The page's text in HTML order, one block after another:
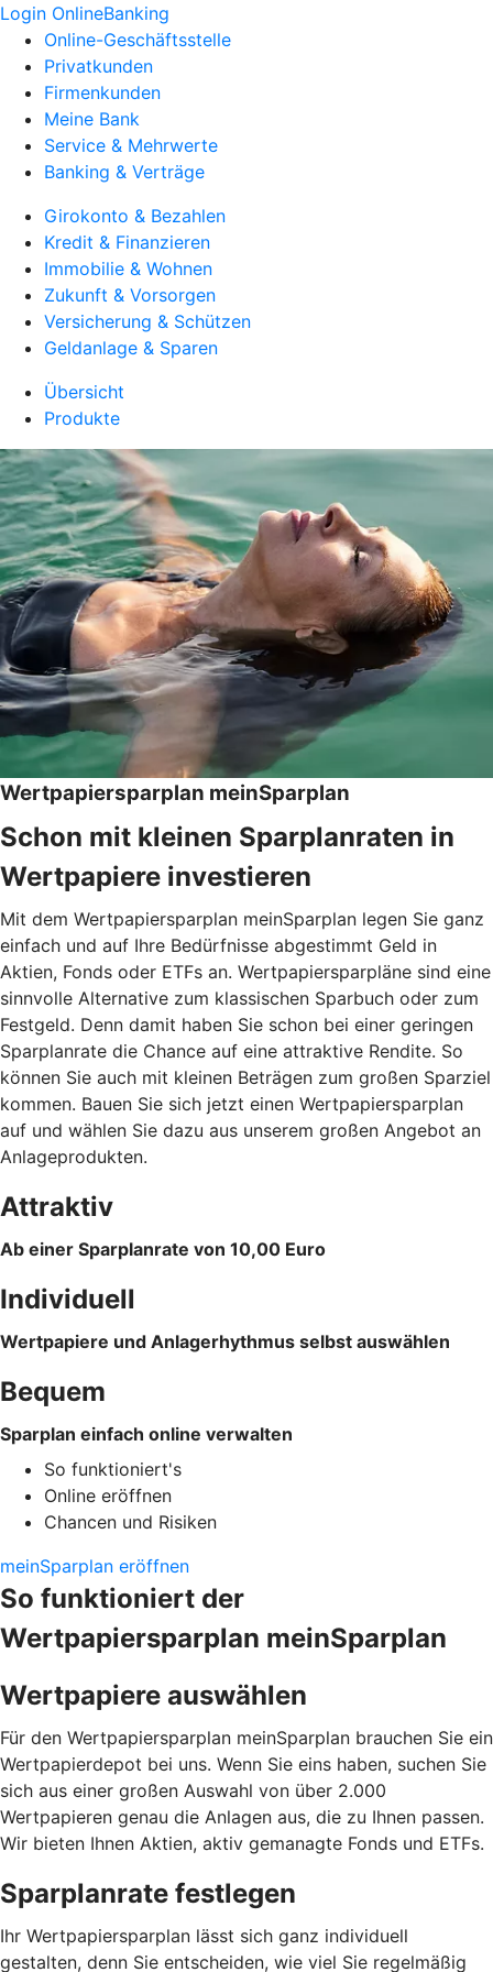
Login OnlineBanking
Online-Geschäftsstelle
Privatkunden
Firmenkunden
Meine Bank
Service & Mehrwerte
Banking & Verträge
Girokonto & Bezahlen
Kredit & Finanzieren
Immobilie & Wohnen
Zukunft & Vorsorgen
Versicherung & Schützen
Geldanlage & Sparen
Übersicht
Produkte
Wertpapiersparplan meinSparplan
Schon mit kleinen Sparplanraten in
Wertpapiere investieren
Mit dem Wertpapiersparplan meinSparplan legen Sie ganz
einfach und auf Ihre Bedürfnisse abgestimmt Geld in
Aktien, Fonds oder ETFs an. Wertpapiersparpläne sind eine
sinnvolle Alternative zum klassischen Sparbuch oder zum
Festgeld. Denn damit haben Sie schon bei einer geringen
Sparplanrate die Chance auf eine attraktive Rendite. So
können Sie auch mit kleinen Beträgen zum großen Sparziel
kommen. Bauen Sie sich jetzt einen Wertpapiersparplan
auf und wählen Sie dazu aus unserem großen Angebot an
Anlageprodukten.
Attraktiv
Ab einer Sparplanrate von 10,00 Euro
Individuell
Wertpapiere und Anlagerhythmus selbst auswählen
Bequem
Sparplan einfach online verwalten
So funktioniert's
Online eröffnen
Chancen und Risiken
meinSparplan eröffnen
So funktioniert der
Wertpapiersparplan meinSparplan
Wertpapiere auswählen
Für den Wertpapiersparplan meinSparplan brauchen Sie ein
Wertpapierdepot bei uns. Wenn Sie eins haben, suchen Sie
sich aus einer großen Auswahl von über 2.000
Wertpapieren genau die Anlagen aus, die zu Ihnen passen.
Wir bieten Ihnen Aktien, aktiv gemanagte Fonds und ETFs.
Sparplanrate festlegen
Ihr Wertpapiersparplan lässt sich ganz individuell
gestalten, denn Sie entscheiden, wie viel Sie regelmäßig